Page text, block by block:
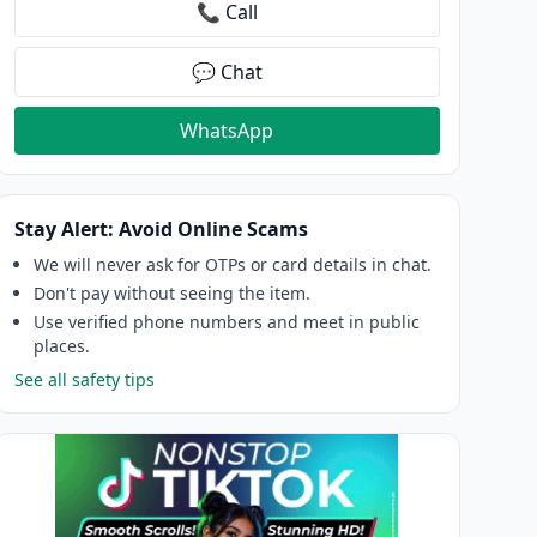
📞 Call
💬 Chat
WhatsApp
Stay Alert: Avoid Online Scams
We will never ask for OTPs or card details in chat.
Don't pay without seeing the item.
Use verified phone numbers and meet in public
places.
See all safety tips